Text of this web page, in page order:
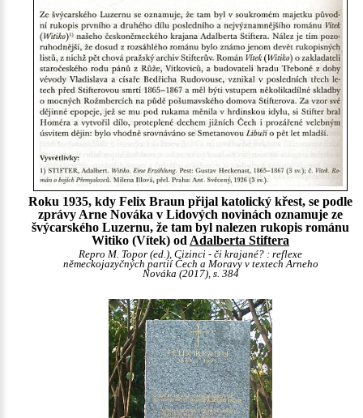
Roku 1935, kdy Felix Braun přijal katolický křest, se podle
zprávy Arne Nováka v Lidových novinách oznamuje ze
švýcarského Luzernu, že tam byl nalezen rukopis románu
Witiko (Vítek) od Adalberta Stiftera
Repro M. Topor (ed.), Cizinci - či krajané? : reflexe
německojazyčných partií Čech a Moravy v textech Arneho
Nováka (2017), s. 384